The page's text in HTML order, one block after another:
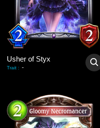
Usher of Styx
Trait : -